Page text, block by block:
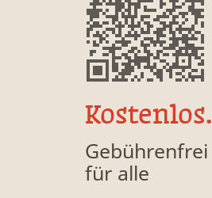
Kostenlos.
Gebührenfrei
für alle